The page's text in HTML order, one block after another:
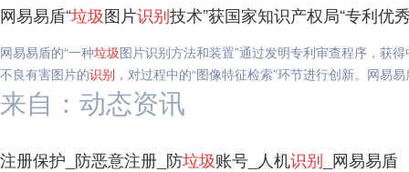
网易易盾“垃圾图片识别技术”获国家知识产权局“专利优
网易易盾的“一种垃圾图片识别方法和装置”通过发明专利审查程序，获
不良有害图片的识别 ，对过程中的“图像特征检索”环节进行创新。网易易
来自：动态资讯
注册保护_防恶意注册_防垃圾账号_人机识别 _网易易盾